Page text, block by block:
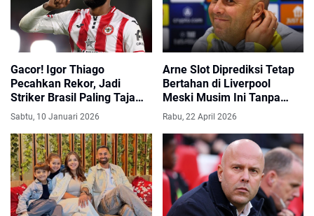
Gacor! Igor Thiago
Pecahkan Rekor, Jadi
Striker Brasil Paling Tajam
di Premier League
Sabtu, 10 Januari 2026
Arne Slot Diprediksi Tetap
Bertahan di Liverpool
Meski Musim Ini Tanpa
Gelar
Rabu, 22 April 2026